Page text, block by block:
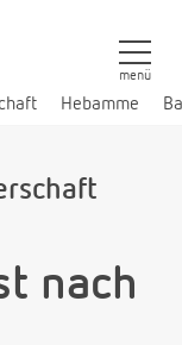
Hebamme
menü
nach